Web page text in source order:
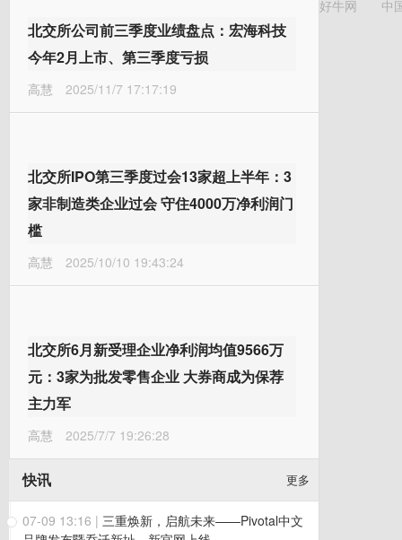
北交所公司前三季度业绩盘点：宏海科技
今年2月上市、第三季度亏损
高慧 2025/11/7 17:17:19
北交所IPO第三季度过会13家超上半年：3
家非制造类企业过会 守住4000万净利润门
槛
高慧 2025/10/10 19:43:24
北交所6月新受理企业净利润均值9566万
元：3家为批发零售企业 大券商成为保荐
主力军
高慧 2025/7/7 19:26:28
快讯 更多
07-09 13:16 | 三重焕新，启航未来——Pivotal中文
好牛网 中